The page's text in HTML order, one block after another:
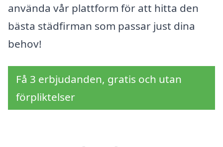
använda vår plattform för att hitta den
bästa städfirman som passar just dina
behov!
Få 3 erbjudanden, gratis och utan
förpliktelser